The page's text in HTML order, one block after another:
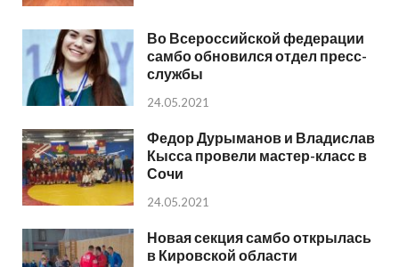
Во Всероссийской федерации
самбо обновился отдел пресс-
службы
24.05.2021
Федор Дурыманов и Владислав
Кысса провели мастер-класс в
Сочи
24.05.2021
Новая секция самбо открылась
в Кировской области